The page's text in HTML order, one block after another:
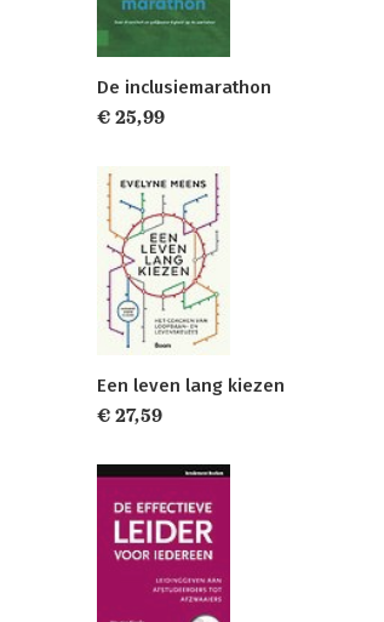
De inclusiemarathon
€ 25,99
Een leven lang kiezen
€ 27,59